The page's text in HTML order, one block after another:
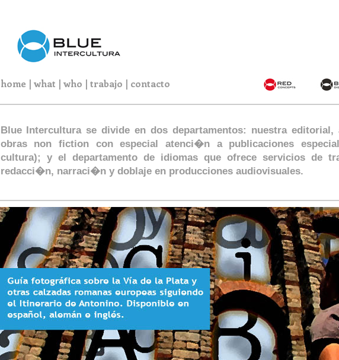
home | what | who | trabajo | contacto
Blue Intercultura se divide en dos departamentos: nuestra
obras non fiction con especial atenci�n a publicaciones
cultura); y el departamento de idiomas que ofrece servicios de
redacci�n, narraci�n y doblaje en producciones audiovisuales.